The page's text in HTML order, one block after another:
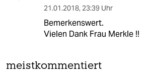
21.01.2018, 23:39 Uhr
Bemerkenswert.
Vielen Dank Frau Merkle !!
meistkommentiert